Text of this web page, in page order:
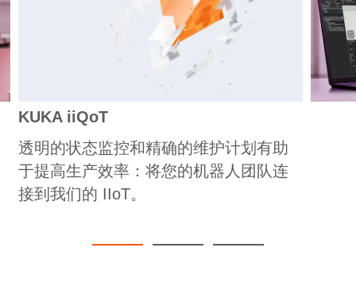
KUKA iiQoT
透明的状态监控和精确的维护计划有助
于提高生产效率：将您的机器人团队连
接到我们的 IIoT。